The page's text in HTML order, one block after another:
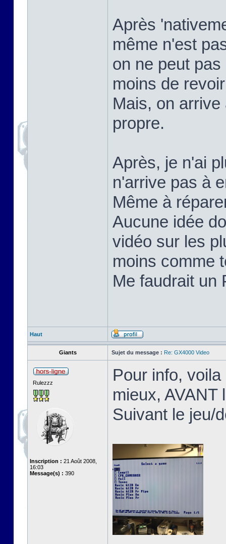
Après
même n'est
on ne peut
moins de
Mais, on
propre.
Après, je n'ai
n'arrive pas à
Même à
Aucune idée
vidéo sur les
moins comme
Me faudrait un
Haut
Giants Sujet du message : Re: GX4000 Video
Rulezzz
Inscription : 21 Août 2008,
16:03
Message(s) : 390
Pour info,
mieux, AVANT
Suivant le jeu/